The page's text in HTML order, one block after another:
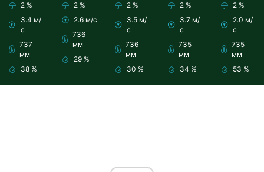
2 %
3.4 м/
с
737
мм
38 %
2 %
2.6 м/с
736
мм
29 %
2 %
3.5 м/
с
736
мм
30 %
2 %
3.7 м/
с
735
мм
34 %
2 %
2.0 м/
с
735
мм
53 %